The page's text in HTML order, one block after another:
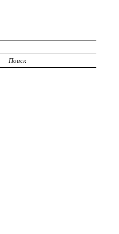
Поиск